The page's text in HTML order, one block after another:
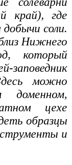
край), где
соли.
Нижнего
который
можно
доменном,
цехе
образцы
и